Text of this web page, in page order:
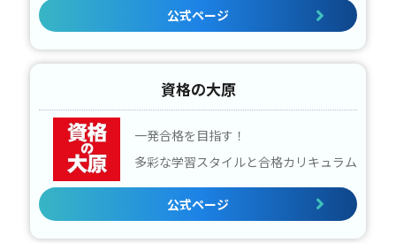
公式ページ
資格の大原
一発合格を目指す！
多彩な学習スタイルと合格カリキュラム
公式ページ